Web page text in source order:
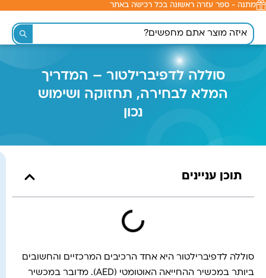
לתוכן
מתנה - ספר עזרה ראשונה בכל רכישה באתר
סוללה לדפיברילטור – המדריך
המלא לבחירה, תחזוקה ושימוש
נכון
תוכן עניינים
סוללה לדפיברילטור היא אחד הרכיבים המרכזיים והחשובים
ביותר במכשיר ההחייאה האוטומטי (AED). מדובר במכשיר